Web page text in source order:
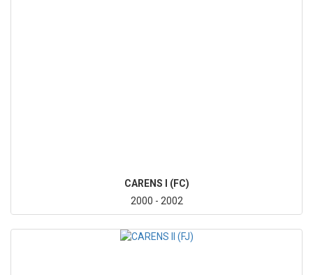
CARENS I (FC)
2000 - 2002